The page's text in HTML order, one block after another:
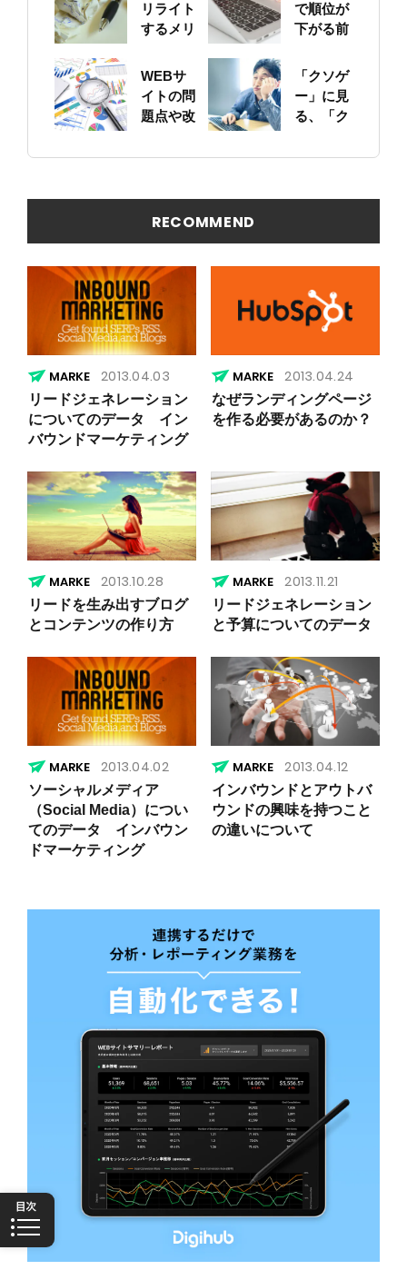
リライト
するメリ
いて
で順位が
下がる前
のサイト
をちゃん
と確認し
WEBサ
イトの問
題点や改
トの概要
見つける
方法
「クソゲ
ー」に見
る、「ク
ト」の原
RECOMMEND
2013.04.03
リードジェネレーション
についてのデータ イン
バウンドマーケティング
2013.04.24
なぜランディングページ
を作る必要があるのか？
2013.10.28
リードを生み出すブログ
とコンテンツの作り方
2013.11.21
リードジェネレーション
と予算についてのデータ
2013.04.02
ソーシャルメディア
（Social Media）につい
てのデータ インバウン
ドマーケティング
2013.04.12
インバウンドとアウトバ
ウンドの興味を持つこと
の違いについて